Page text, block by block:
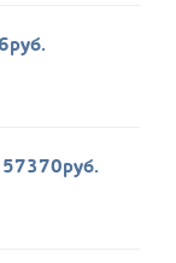
57370руб.